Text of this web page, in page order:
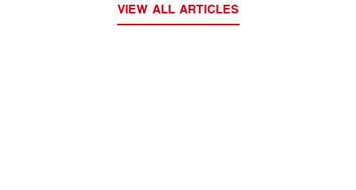
VIEW ALL ARTICLES